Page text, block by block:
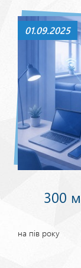
01.09.2025
300
на пів року